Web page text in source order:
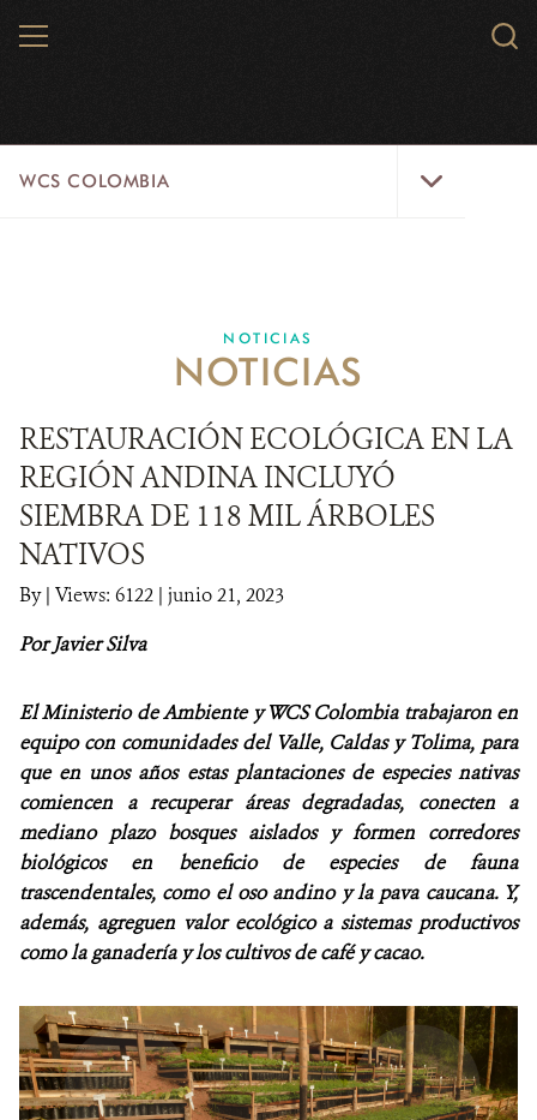
MENU
WCS COLOMBIA
EJES ESTRATÉGICOS
AQUÍ TRABAJAMOS
LÍNEAS DE ACCIÓN
MICROSITIOS
NOTICIAS
ALIADOS Y ALIANZAS
COBERTURA EN MEDIOS DE COMUNICACIÓN
INFORME ANUAL WCS
MECANISMO DE ATENCIÓN DE QUEJAS Y RECLAMOS
NOTICIAS
NOTICIAS
RESTAURACIÓN ECOLÓGICA EN LA
REGIÓN ANDINA INCLUYÓ
SIEMBRA DE 118 MIL ÁRBOLES
NATIVOS
By| Views: 6122 | junio 21, 2023
Por Javier Silva
El Ministerio de Ambiente y WCS Colombia trabajaron en
equipo con comunidades del Valle, Caldas y Tolima, para
que en unos años estas plantaciones de especies nativas
comiencen a recuperar áreas degradadas, conecten a
mediano plazo bosques aislados y formen corredores
biológicos en beneficio de especies de fauna
trascendentales, como el oso andino y la pava caucana. Y,
además, agreguen valor ecológico a sistemas productivos
como la ganadería y los cultivos de café y cacao.